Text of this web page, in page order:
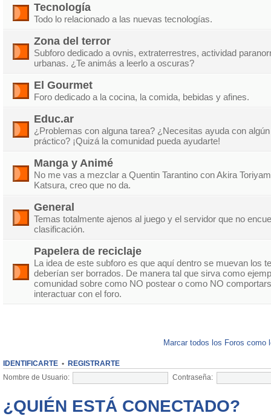
Tecnología
Todo lo relacionado a las nuevas tecnologías.
Zona del terror
Subforo dedicado a ovnis, extraterrestres, actividad
urbanas. ¿Te animás a leerlo a oscuras?
El Gourmet
Foro dedicado a la cocina, la comida, bebidas y afines.
Educ.ar
¿Problemas con alguna tarea? ¿Necesitas ayuda con
práctico? ¡Quizá la comunidad pueda ayudarte!
Manga y Animé
No me vas a mezclar a Quentin Tarantino con Akira
Katsura, creo que no da.
General
Temas totalmente ajenos al juego y el servidor que no
clasificación.
Papelera de reciclaje
La idea de este subforo es que aquí dentro se muevan los
deberían ser borrados. De manera tal que sirva como
comunidad sobre como NO postear o como NO
interactuar con el foro.
Marcar todos los Foros como
IDENTIFICARTE • REGISTRARTE
Nombre de Usuario: Contraseña:
¿QUIÉN ESTÁ CONECTADO?